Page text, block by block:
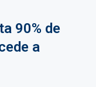
90% de
a